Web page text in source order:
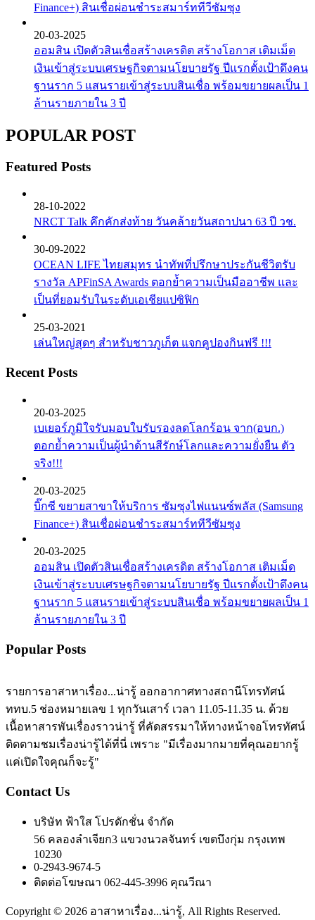
Finance+) สินเชื่อผ่อนชำระสมาร์ททีวีซัมซุง
20-03-2025
ออมสิน เปิดตัวสินเชื่อสร้างเครดิต สร้างโอกาส เติมเม็ด
เงินเข้าสู่ระบบเศรษฐกิจตามนโยบายรัฐ ปีแรกตั้งเป้าดึงคน
ฐานราก 5 แสนรายเข้าสู่ระบบสินเชื่อ พร้อมขยายผลเป็น 1
ล้านรายภายใน 3 ปี
POPULAR POST
Featured Posts
28-10-2022
NRCT Talk คึกคักส่งท้าย วันคล้ายวันสถาปนา 63 ปี วช.
30-09-2022
OCEAN LIFE ไทยสมุทร นำทัพที่ปรึกษาประกันชีวิตรับ
รางวัล APFinSA Awards ตอกย้ำความเป็นมืออาชีพ และ
เป็นที่ยอมรับในระดับเอเชียแปซิฟิก
25-03-2021
เล่นใหญ่สุดๆ สำหรับชาวภูเก็ต แจกคูปองกินฟรี !!!
Recent Posts
20-03-2025
เบเยอร์ภูมิใจรับมอบใบรับรองลดโลกร้อน จาก(อบก.)
ตอกย้ำความเป็นผู้นำด้านสีรักษ์โลกและความยั่งยืน ตัว
จริง!!!
20-03-2025
บิ๊กซี ขยายสาขาให้บริการ ซัมซุงไฟแนนซ์พลัส (Samsung
Finance+) สินเชื่อผ่อนชำระสมาร์ททีวีซัมซุง
20-03-2025
ออมสิน เปิดตัวสินเชื่อสร้างเครดิต สร้างโอกาส เติมเม็ด
เงินเข้าสู่ระบบเศรษฐกิจตามนโยบายรัฐ ปีแรกตั้งเป้าดึงคน
ฐานราก 5 แสนรายเข้าสู่ระบบสินเชื่อ พร้อมขยายผลเป็น 1
ล้านรายภายใน 3 ปี
Popular Posts
รายการอาสาหาเรื่อง...น่ารู้ ออกอากาศทางสถานีโทรทัศน์
ททบ.5 ช่องหมายเลข 1 ทุกวันเสาร์ เวลา 11.05-11.35 น. ด้วย
เนื้อหาสารพันเรื่องราวน่ารู้ ที่คัดสรรมาให้ทางหน้าจอโทรทัศน์
ติดตามชมเรื่องน่ารู้ได้ที่นี่ เพราะ "มีเรื่องมากมายที่คุณอยากรู้
แค่เปิดใจคุณก็จะรู้"
Contact Us
บริษัท ฟ้าใส โปรดักชั่น จำกัด
56 คลองลำเจียก3 แขวงนวลจันทร์ เขตบึงกุ่ม กรุงเทพ
10230
0-2943-9674-5
ติดต่อโฆษณา 062-445-3996 คุณวีณา
Copyright © 2026 อาสาหาเรื่อง...น่ารู้, All Rights Reserved.